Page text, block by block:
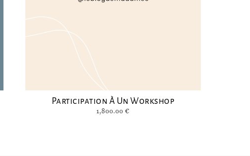
Participation À Un Workshop
1,800.00 €